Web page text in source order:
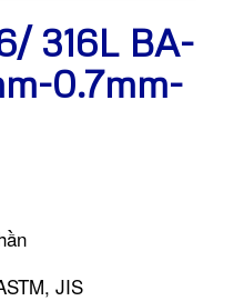
316L BA-
0.7mm-
JIS